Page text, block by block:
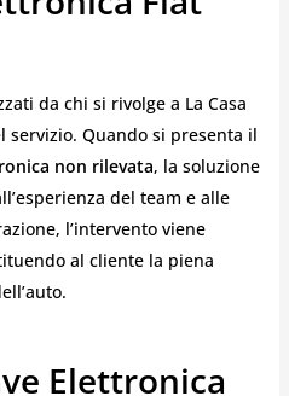
da chi si rivolge a La Casa
servizio. Quando si presenta il
non rilevata, la soluzione
del team e alle
l’intervento viene
al cliente la piena
Elettronica